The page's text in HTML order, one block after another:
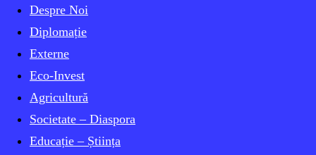
Despre Noi
Diplomație
Externe
Eco-Invest
Agricultură
Societate – Diaspora
Educație – Știința